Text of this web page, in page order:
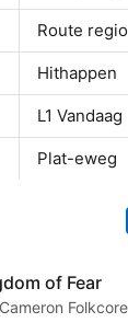
Route regio
Hithappen
L1 Vandaag
Plat-eweg
of Fear
Folkcore